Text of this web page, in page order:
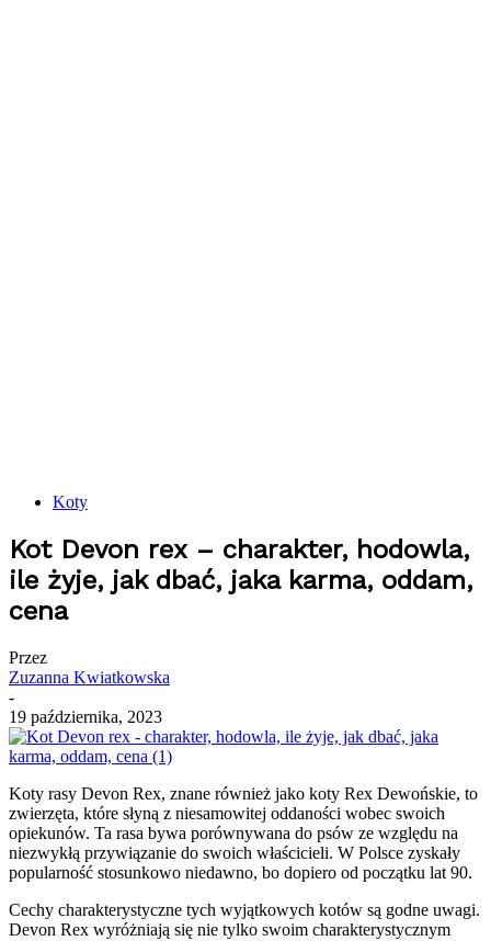
Koty
Kot Devon rex – charakter, hodowla,
ile żyje, jak dbać, jaka karma, oddam,
cena
Przez
Zuzanna Kwiatkowska
-
19 października, 2023
Koty rasy Devon Rex, znane również jako koty Rex Dewońskie, to
zwierzęta, które słyną z niesamowitej oddaności wobec swoich
opiekunów. Ta rasa bywa porównywana do psów ze względu na
niezwykłą przywiązanie do swoich właścicieli. W Polsce zyskały
popularność stosunkowo niedawno, bo dopiero od początku lat 90.
Cechy charakterystyczne tych wyjątkowych kotów są godne uwagi.
Devon Rex wyróżniają się nie tylko swoim charakterystycznym